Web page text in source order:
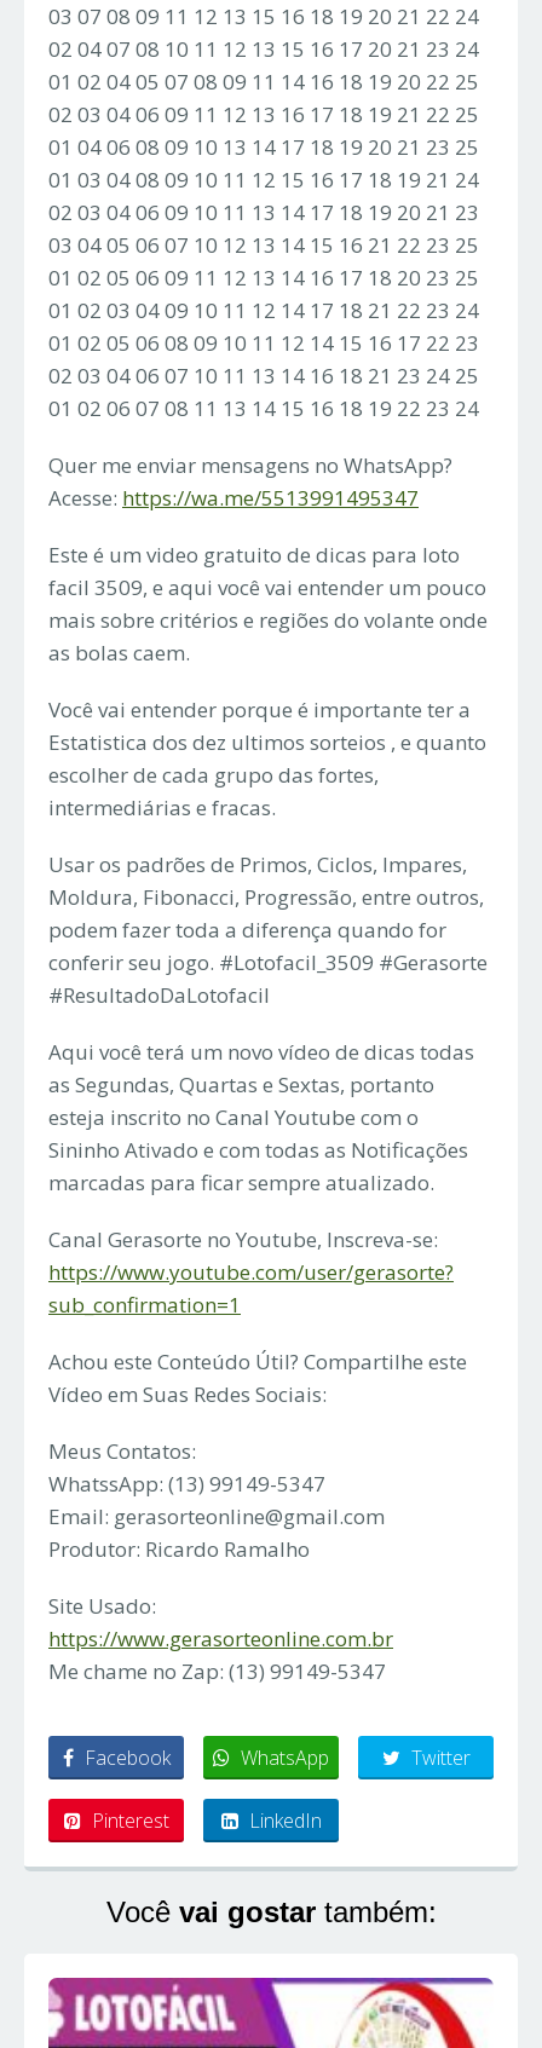
03 07 08 09 11 12 13 15 16 18 19 20 21 22 24
02 04 07 08 10 11 12 13 15 16 17 20 21 23 24
01 02 04 05 07 08 09 11 14 16 18 19 20 22 25
02 03 04 06 09 11 12 13 16 17 18 19 21 22 25
01 04 06 08 09 10 13 14 17 18 19 20 21 23 25
01 03 04 08 09 10 11 12 15 16 17 18 19 21 24
02 03 04 06 09 10 11 13 14 17 18 19 20 21 23
03 04 05 06 07 10 12 13 14 15 16 21 22 23 25
01 02 05 06 09 11 12 13 14 16 17 18 20 23 25
01 02 03 04 09 10 11 12 14 17 18 21 22 23 24
01 02 05 06 08 09 10 11 12 14 15 16 17 22 23
02 03 04 06 07 10 11 13 14 16 18 21 23 24 25
01 02 06 07 08 11 13 14 15 16 18 19 22 23 24
Quer me enviar mensagens no WhatsApp?
Acesse: https://wa.me/5513991495347
Este é um video gratuito de dicas para loto
facil 3509, e aqui você vai entender um pouco
mais sobre critérios e regiões do volante onde
as bolas caem.
Você vai entender porque é importante ter a
Estatistica dos dez ultimos sorteios , e quanto
escolher de cada grupo das fortes,
intermediárias e fracas.
Usar os padrões de Primos, Ciclos, Impares,
Moldura, Fibonacci, Progressão, entre outros,
podem fazer toda a diferença quando for
conferir seu jogo. #Lotofacil_3509 #Gerasorte
#ResultadoDaLotofacil
Aqui você terá um novo vídeo de dicas todas
as Segundas, Quartas e Sextas, portanto
esteja inscrito no Canal Youtube com o
Sininho Ativado e com todas as Notificações
marcadas para ficar sempre atualizado.
Canal Gerasorte no Youtube, Inscreva-se:
https://www.youtube.com/user/gerasorte?
sub_confirmation=1
Achou este Conteúdo Útil? Compartilhe este
Vídeo em Suas Redes Sociais:
Meus Contatos:
WhatssApp: (13) 99149-5347
Email: gerasorteonline@gmail.com
Produtor: Ricardo Ramalho
Site Usado:
https://www.gerasorteonline.com.br
Me chame no Zap: (13) 99149-5347
Facebook WhatsApp Twitter
Pinterest LinkedIn
Você vai gostartambém: